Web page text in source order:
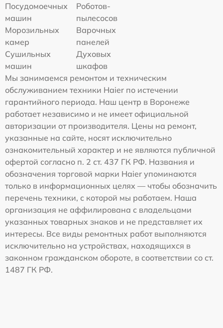
Посудомоечных
машин
Роботов-
пылесосов
Морозильных
камер
Варочных
панелей
Сушильных
машин
Духовых
шкафов
Мы занимаемся ремонтом и техническим
обслуживанием техники Haier по истечении
гарантийного периода. Наш центр в Воронеже
работает независимо и не имеет официальной
авторизации от производителя. Цены на ремонт,
указанные на сайте, носят исключительно
ознакомительный характер и не являются публичной
офертой согласно п. 2 ст. 437 ГК РФ. Названия и
обозначения торговой марки Haier упоминаются
только в информационных целях — чтобы обозначить
перечень техники, с которой мы работаем. Наша
организация не аффилирована с владельцами
указанных товарных знаков и не представляет их
интересы. Все виды ремонтных работ выполняются
исключительно на устройствах, находящихся в
законном гражданском обороте, в соответствии со ст.
1487 ГК РФ.